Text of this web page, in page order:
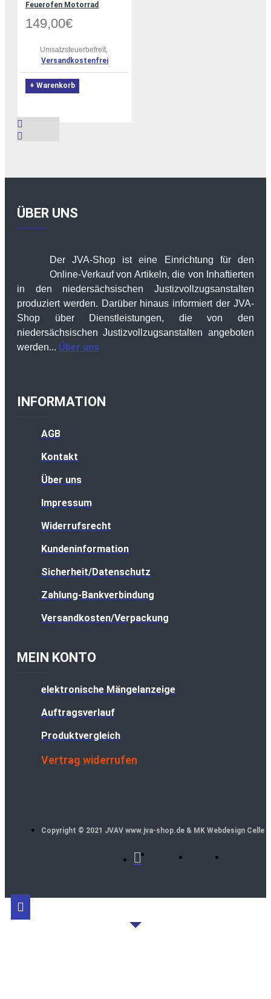
Feuerofen Motorrad
149,00€
Umsatzsteuerbefreit,
Versandkostenfrei
+ Warenkorb
ÜBER UNS
Der JVA-Shop ist eine Einrichtung für den
Online-Verkauf von Artikeln, die von Inhaftierten
in den niedersächsischen Justizvollzugsanstalten
produziert werden. Darüber hinaus informiert der JVA-
Shop über Dienstleistungen, die von den
niedersächsischen Justizvollzugsanstalten angeboten
werden... Über uns
INFORMATION
AGB
Kontakt
Über uns
Impressum
Widerrufsrecht
Kundeninformation
Sicherheit/Datenschutz
Zahlung-Bankverbindung
Versandkosten/Verpackung
MEIN KONTO
elektronische Mängelanzeige
Auftragsverlauf
Produktvergleich
Vertrag widerrufen
Copyright © 2021 JVAV www.jva-shop.de & MK Webdesign Celle